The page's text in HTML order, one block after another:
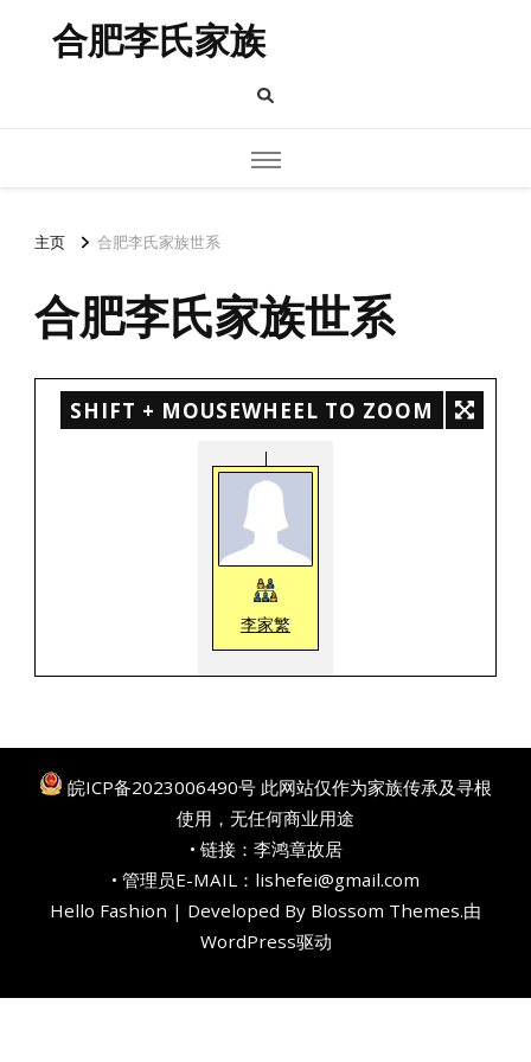
合肥李氏家族
主页 合肥李氏家族世系
合肥李氏家族世系
SHIFT + MOUSEWHEEL TO ZOOM
李家繁
皖ICP备2023006490号 此网站仅作为家族传承及寻根
使用，无任何商业用途
• 链接： 李鸿章故居
• 管理员E-MAIL：lishefei@gmail.com
Hello Fashion | Developed By Blossom Themes.由
WordPress驱动